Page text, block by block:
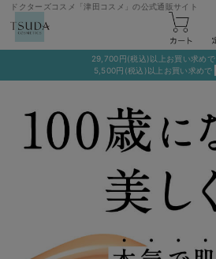
ドクターズコスメ「津田コスメ」の公式通販サイト
29,700円(税込)以上お買い求めで
5,500円(税込)以上お買い求めで